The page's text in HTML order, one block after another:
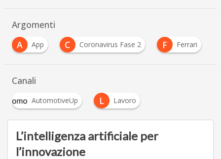
Argomenti
A
App C Coronavirus Fase 2 F Ferrari
Canali
AutomotiveUp L Lavoro
L’intelligenza artificiale per
l’innovazione